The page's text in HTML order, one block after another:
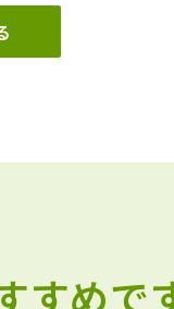
すめで